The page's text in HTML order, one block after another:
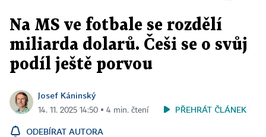
Na MS ve fotbale se rozdělí
miliarda dolarů. Češi se o svůj
podíl ještě porvou
Josef Káninský
14. 11. 2025 14:50 ▪ 4 min. čtení PŘEHRÁT ČLÁNEK
ODEBÍRAT AUTORA